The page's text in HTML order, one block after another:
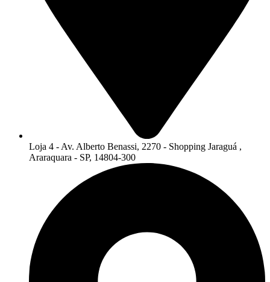
Loja 4 - Av. Alberto Benassi, 2270 - Shopping Jaraguá ,
Araraquara - SP, 14804-300